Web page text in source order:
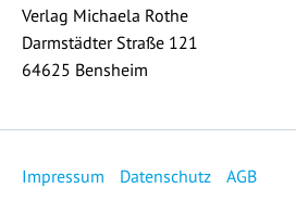
Verlag Michaela Rothe
Darmstädter Straße 121
64625 Bensheim
Impressum Datenschutz
AGB